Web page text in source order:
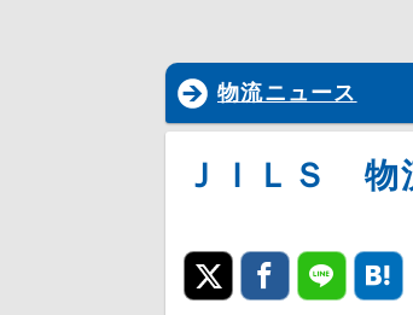
物流ニュース
ＪＩＬＳ 物